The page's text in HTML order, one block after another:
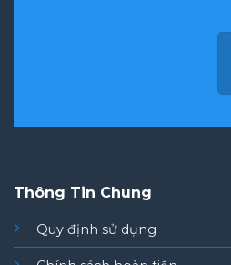
Thông Tin Chung
Quy định sử dụng